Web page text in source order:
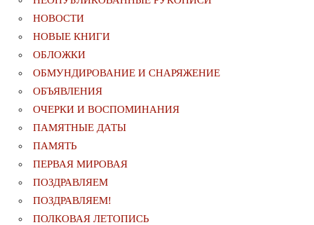
НОВОСТИ
НОВЫЕ КНИГИ
ОБЛОЖКИ
ОБМУНДИРОВАНИЕ И СНАРЯЖЕНИЕ
ОБЪЯВЛЕНИЯ
ОЧЕРКИ И ВОСПОМИНАНИЯ
ПАМЯТНЫЕ ДАТЫ
ПАМЯТЬ
ПЕРВАЯ МИРОВАЯ
ПОЗДРАВЛЯЕМ
ПОЗДРАВЛЯЕМ!
ПОЛКОВАЯ ЛЕТОПИСЬ